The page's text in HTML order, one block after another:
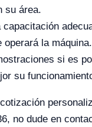
su área.
capacitación
operará la máquina.
si es
su
no dude en